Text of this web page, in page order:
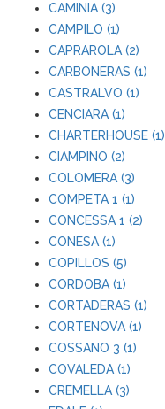
CAMINIA (3)
CAMPILO (1)
CAPRAROLA (2)
CARBONERAS (1)
CASTRALVO (1)
CENCIARA (1)
CHARTERHOUSE (1)
CIAMPINO (2)
COLOMERA (3)
COMPETA 1 (1)
CONCESSA 1 (2)
CONESA (1)
COPILLOS (5)
CORDOBA (1)
CORTADERAS (1)
CORTENOVA (1)
COSSANO 3 (1)
COVALEDA (1)
CREMELLA (3)